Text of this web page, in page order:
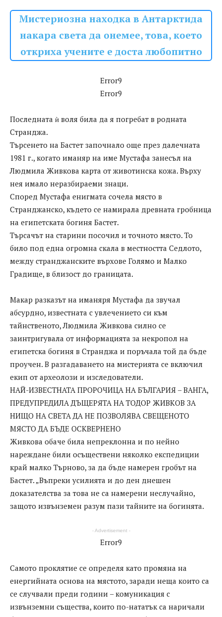
Мистериозна находка в Антарктида
накара света да онемее, това, което
откриха учените е доста любопитно
Error9
Error9
Последната ѝ воля била да я погребат в родната
Странджа.
Търсенето на Бастет започнало още през далечната
1981 г., когато иманяр на име Мустафа занесъл на
Людмила Живкова карта от животинска кожа. Върху
нея имало неразбираеми знаци.
Според Мустафа енигмата сочела място в
Странджанско, където се намирала древната гробница
на египетската богиня Бастет.
Търсачът на старини посочил и точното място. То
било под една огромна скала в местността Седлото,
между странджанските върхове Голямо и Малко
Градище, в близост до границата.
Макар разказът на иманяря Мустафа да звучал
абсурдно, известната с увлечението си към
тайнственото, Людмила Живкова силно се
заинтригувала от информацията за некропол на
египетска богиня в Странджа и поръчала той да бъде
проучен. В разгадаването на мистерията се включил
екип от археолози и изследователи.
НАЙ-ИЗВЕСТНАТА ПРОРОЧИЦА НА БЪЛГАРИЯ – ВАНГА,
ПРЕДУПРЕДИЛА ДЪЩЕРЯТА НА ТОДОР ЖИВКОВ ЗА
НИЩО НА СВЕТА ДА НЕ ПОЗВОЛЯВА СВЕЩЕНОТО
МЯСТО ДА БЪДЕ ОСКВЕРНЕНО
Живкова обаче била непреклонна и по нейно
нареждане били осъществени няколко експедиции
край малко Търново, за да бъде намерен гробът на
Бастет. „Въпреки усилията и до ден днешен
доказателства за това не са намерени неслучайно,
защото извънземен разум пази тайните на богинята.
- Advertisement -
Error9
Самото проклятие се определя като промяна на
енергийната основа на мястото, заради неща които са
се случвали преди години – комуникация с
извънземни същества, които по-нататък са наричали